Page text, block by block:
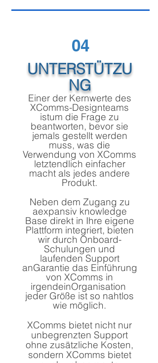
04
UNTERSTÜTZU
NG
Einer der Kernwerte des
XComms-Designteams
istum die Frage zu
beantworten, bevor sie
jemals gestellt werden
muss, was die
Verwendung von XComms
letztendlich einfacher
macht als jedes andere
Produkt.
Neben dem Zugang zu
aexpansiv knowledge
Base direkt in Ihre eigene
Plattform integriert, bieten
wir durch Onboard-
Schulungen und
laufenden Support
anGarantie das Einführung
von XComms in
irgendeinOrganisation
jeder Größe ist so nahtlos
wie möglich.
XComms bietet nicht nur
unbegrenzten Support
ohne zusätzliche Kosten,
sondern XComms bietet